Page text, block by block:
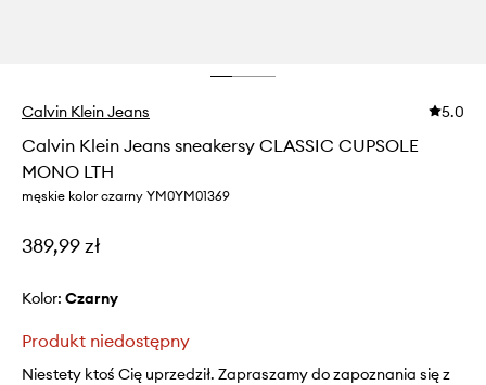
Calvin Klein Jeans 5.0
Calvin Klein Jeans sneakersy CLASSIC CUPSOLE
MONO LTH
męskie kolor czarny YM0YM01369
389,99 zł
Kolor: czarny
Produkt niedostępny
Niestety ktoś Cię uprzedził. Zapraszamy do zapoznania się z